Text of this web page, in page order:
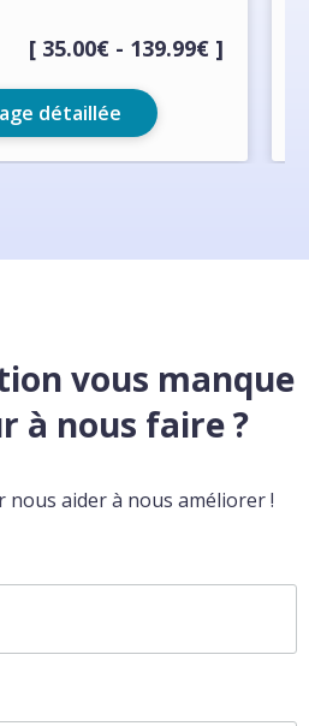
[ 35.00€ - 139.99€ ]
détaillée
vous manque
à nous faire ?
aider à nous améliorer !